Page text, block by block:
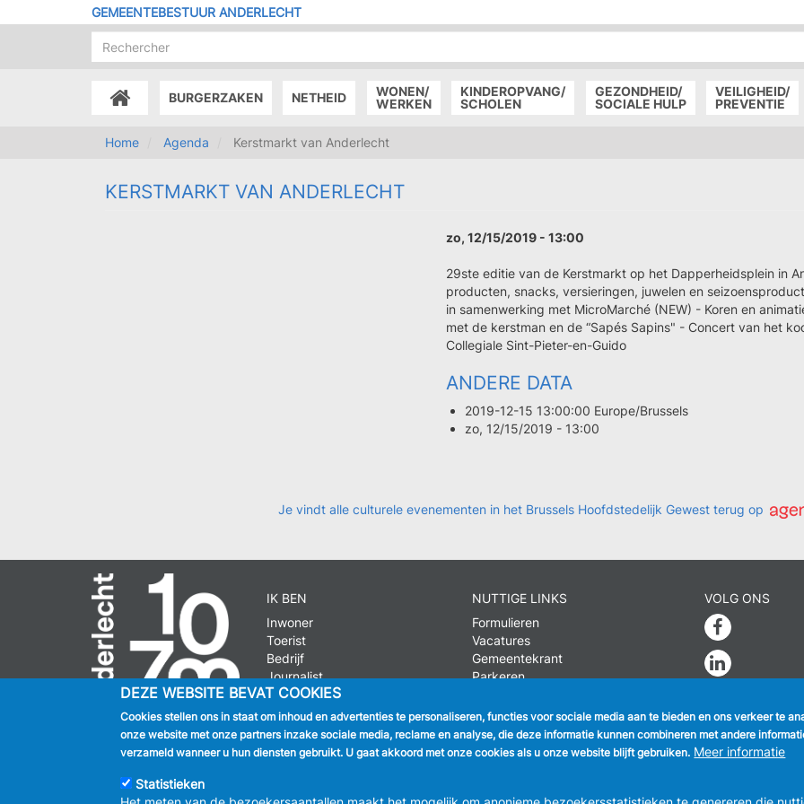
en
GEMEENTEBESTUUR ANDERLECHT
ACCUEILBURGERZAKEN NETHEID
WONEN/
WERKEN
KINDEROPVANG/
SCHOLEN
GEZONDHEID/
SOCIALE HULP
VEILIGHEID/
PREVENTIE
Home Agenda Kerstmarkt van Anderlecht
KERSTMARKT VAN ANDERLECHT
zo, 12/15/2019 - 13:00
29ste editie van de Kerstmarkt op het Dapperheidsplein in
producten, snacks, versieringen, juwelen en
in samenwerking met MicroMarché (NEW) - Koren en
met de kerstman en de “Sapés Sapins" - Concert van het
Collegiale Sint-Pieter-en-Guido
ANDERE DATA
2019-12-15 13:00:00 Europe/Brussels
zo, 12/15/2019 - 13:00
Je vindt alle culturele evenementen in het Brussels Hoofdstedelijk Gewest terug op
IK BEN
Inwoner
Toerist
Bedrijf
Journalist
NUTTIGE LINKS
Formulieren
Vacatures
Gemeentekrant
Parkeren
VOLG ONS
Facebook
Linkedin
info@anderlecht.brussels- webmasterCaravane media
DEZE WEBSITE BEVAT COOKIES
Cookies stellen ons in staat om inhoud en advertenties te personaliseren, functies voor sociale media aan te bieden en ons verkeer te
onze website met onze partners inzake sociale media, reclame en analyse, die deze informatie kunnen combineren met andere
verzameld wanneer u hun diensten gebruikt. U gaat akkoord met onze cookies als u onze website blijft gebruiken. Meer informatie
Statistieken